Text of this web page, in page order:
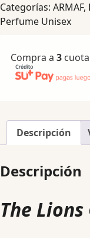
Categorías: ARMAF,
Perfume Unisex
Compra a 3
Descripción
Descripción
The Lions